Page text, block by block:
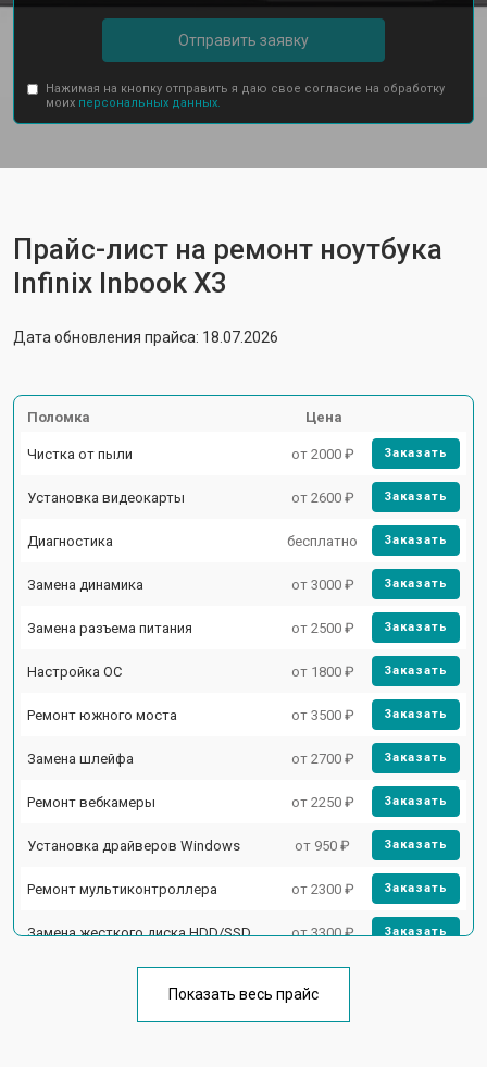
Отправить заявку
Нажимая на кнопку отправить я даю свое согласие на обработку
моих персональных данных.
Прайс-лист на ремонт ноутбука
Infinix Inbook X3
Дата обновления прайса: 18.07.2026
Поломка Цена
Чистка от пыли от 2000 ₽ Заказать
Установка видеокарты от 2600 ₽ Заказать
Диагностика бесплатно Заказать
Замена динамика от 3000 ₽ Заказать
Замена разъема питания от 2500 ₽ Заказать
Настройка ОС от 1800 ₽ Заказать
Ремонт южного моста от 3500 ₽ Заказать
Замена шлейфа от 2700 ₽ Заказать
Ремонт вебкамеры от 2250 ₽ Заказать
Установка драйверов Windows от 950 ₽ Заказать
Ремонт мультиконтроллера от 2300 ₽ Заказать
Замена жесткого диска HDD/SSD от 3300 ₽ Заказать
от 1500 ₽
Показать весь прайс